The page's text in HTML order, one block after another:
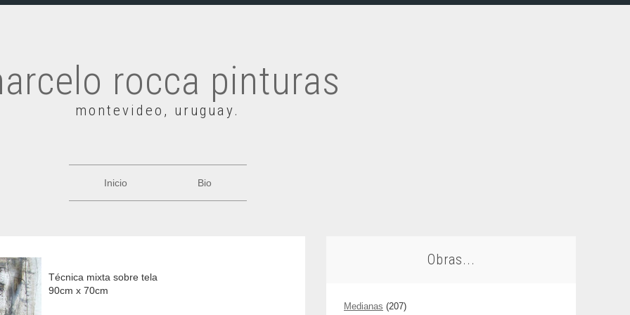
rocca pinturas
montevideo, uruguay.
Inicio Bio
Técnica mixta sobre tela
90cm x 70cm
Obras...
Medianas (207)